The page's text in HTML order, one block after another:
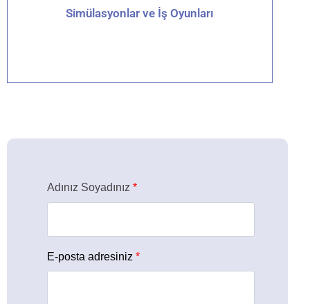
Simülasyonlar ve İş Oyunları
Detaylar için tıklayın
Adınız Soyadınız *
E-posta adresiniz *